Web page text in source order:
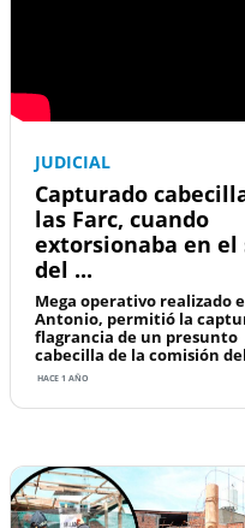
JUDICIAL
Capturado
las Farc, cuando
extorsionaba en el
del ...
Mega operativo realizado
Antonio, permitió la
flagrancia de un presunto
cabecilla de la comisión
HACE 1 AÑO